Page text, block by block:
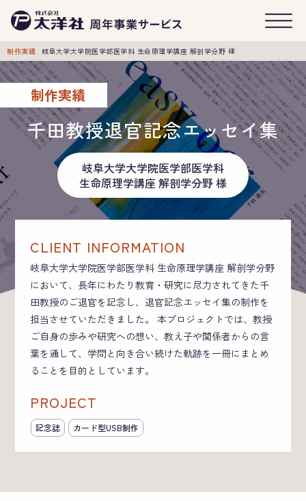
制作実績 岐阜大学大学院医学部医学科 生命原理学講座 解剖学分野 様
制作実績
千田教授退官記念エッセイ集
岐阜大学大学院医学部医学科
生命原理学講座 解剖学分野 様
CLIENT INFORMATION
岐阜大学大学院医学部医学科 生命原理学講座 解剖学分野
において、長年にわたり教育・研究に尽力されてきた千
田教授のご退官を記念し、退官記念エッセイ集の制作を
担当させていただきました。 本プロジェクトでは、教授
ご自身の歩みや研究への想い、教え子や関係者からの言
葉を通して、学問と向き合い続けた軌跡を一冊にまとめ
ることを目的としています。
PROJECT
記念誌 カード型USB制作